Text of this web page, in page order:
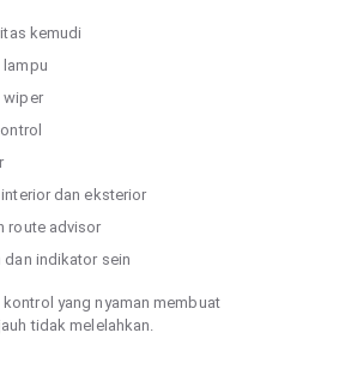
kemudi
wiper
interior dan eksterior
route advisor
dan indikator sein
kontrol yang nyaman membuat
tidak melelahkan.